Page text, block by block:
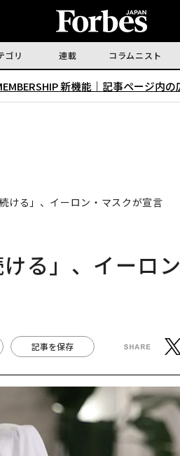
ゴリ 連載 コラムニスト
新機能｜ 記事ページ内
ける」、イーロン・マスクが宣言
る」、イーロ
記事を保存